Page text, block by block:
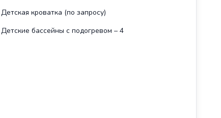
Детская кроватка (по запросу)
Детские бассейны с подогревом – 4